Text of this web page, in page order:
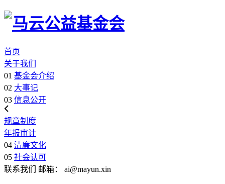
首页
关于我们
01 基金会介绍
02 大事记
03 信息公开
规章制度
年报审计
04 清廉文化
05 社会认可
联系我们
邮箱： ai@mayun.xin